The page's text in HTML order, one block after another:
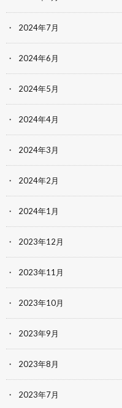
2024年7月
2024年6月
2024年5月
2024年4月
2024年3月
2024年2月
2024年1月
2023年12月
2023年11月
2023年10月
2023年9月
2023年8月
2023年7月